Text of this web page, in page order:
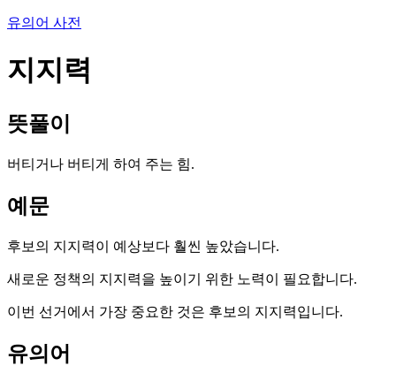
유의어 사전
지지력
뜻풀이
버티거나 버티게 하여 주는 힘.
예문
후보의 지지력이 예상보다 훨씬 높았습니다.
새로운 정책의 지지력을 높이기 위한 노력이 필요합니다.
이번 선거에서 가장 중요한 것은 후보의 지지력입니다.
유의어